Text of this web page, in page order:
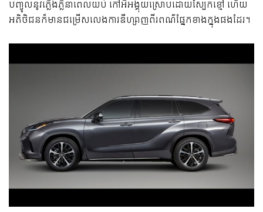
បញ្ចូល​នូវ​ភ្លើង​ភ្លឺ​នា​ពេល​យប់ កៅអី​អង្គុយ​ស្រោប​ដោយ​ស្បែក​ខ្មៅ ហើយ​
អតិថិជន​ក៏​មាន​ជម្រើស​លេង​ការ​ឌីហ្សាញ​ពីរ​ពណ៌​ផ្នែក​ខាង​ក្នុង​ផង​ដែរ។